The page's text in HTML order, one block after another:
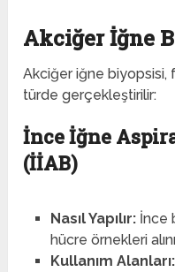
Akciğer İğne
Akciğer iğne biyopsisi,
türde gerçekleştirilir:
İnce İğne
(İİAB)
Nasıl Yapılır:İnce
hücre örnekleri
Kullanım Alanları: